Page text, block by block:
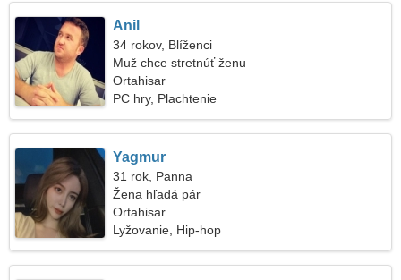
Anil
34 rokov, Blíženci
Muž chce stretnúť ženu
Ortahisar
PC hry, Plachtenie
Yagmur
31 rok, Panna
Žena hľadá pár
Ortahisar
Lyžovanie, Hip-hop